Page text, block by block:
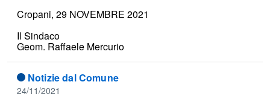
Cropani, 29 NOVEMBRE 2021
Il Sindaco
Geom. Raffaele Mercurio
Notizie dal Comune
24/11/2021